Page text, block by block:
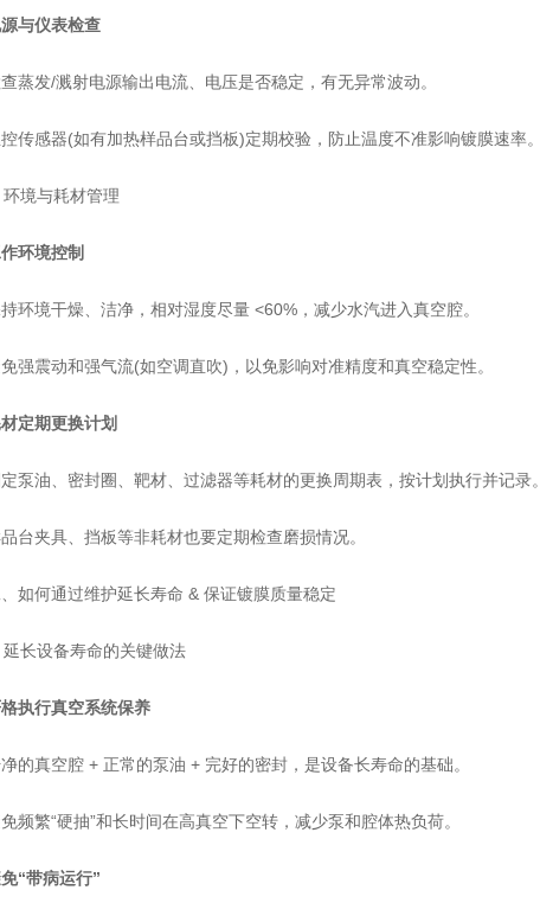
与仪表检查
发/溅射电源输出电流、电压是否稳定，有无异常波动。
感器(如有加热样品台或挡板)定期校验，防止温度不准影响镀膜速率。
与耗材管理
环境控制
境干燥、洁净，相对湿度尽量 <60%，减少水汽进入真空腔。
震动和强气流(如空调直吹)，以免影响对准精度和真空稳定性。
定期更换计划
油、密封圈、靶材、过滤器等耗材的更换周期表，按计划执行并记录。
夹具、挡板等非耗材也要定期检查磨损情况。
何通过维护延长寿命 & 保证镀膜质量稳定
设备寿命的关键做法
执行真空系统保养
真空腔 + 正常的泵油 + 完好的密封，是设备长寿命的基础。
繁“硬抽”和长时间在高真空下空转，减少泵和腔体热负荷。
“带病运行”